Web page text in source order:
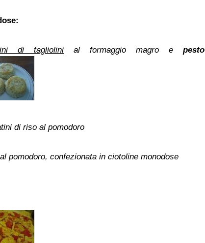
di tagliolini al formaggio magro e pesto
di riso al pomodoro
pomodoro, confezionata in ciotoline monodose